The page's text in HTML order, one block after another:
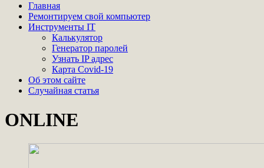
Главная
Ремонтируем свой компьютер
Инструменты IT
Калькулятор
Генератор паролей
Узнать IP адрес
Карта Covid-19
Об этом сайте
Случайная статья
ONLINE